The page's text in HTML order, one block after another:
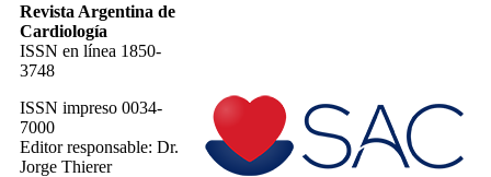
Revista Argentina de
Cardiología
ISSN en línea 1850-
3748
ISSN impreso 0034-
7000
Editor responsable: Dr.
Jorge Thierer